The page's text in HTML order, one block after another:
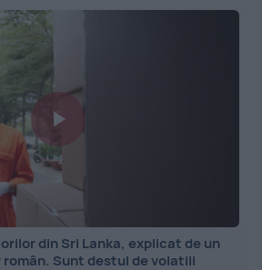
din Sri Lanka, explicat de un
Sunt destul de volatili